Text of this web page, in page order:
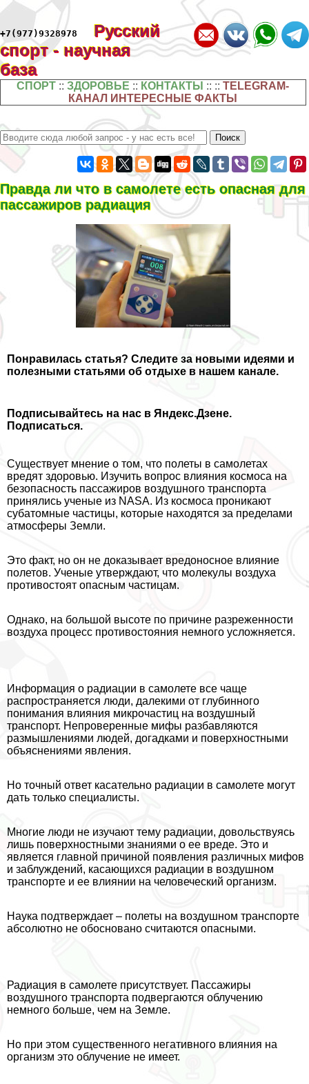
+7(977)9328978
Русский
спорт - научная
база
СПОРТ ::ЗДОРОВЬЕ :: КОНТАКТЫ :: ::TELEGRAM-
КАНАЛ ИНТЕРЕСНЫЕ ФАКТЫ
Правда ли что в самолете есть опасная для
пассажиров радиация
Понравилась статья? Следите за новыми идеями и
полезными статьями об отдыхе в нашем канале.
Подписывайтесь на нас в Яндекс.Дзене.
Подписаться.
Существует мнение о том, что полеты в самолетах
вредят здоровью. Изучить вопрос влияния космоса на
безопасность пассажиров воздушного трaнcпорта
принялись ученые из NASA. Из космоса проникают
субатомные частицы, которые находятся за пределами
атмосферы Земли.
Это факт, но он не доказывает вредоносное влияние
полетов. Ученые утверждают, что молекулы воздуха
противостоят опасным частицам.
Однако, на большой высоте по причине разреженности
воздуха процесс противостояния немного усложняется.
Информация о радиации в самолете все чаще
распространяется люди, далекими от глубинного
понимания влияния микрочастиц на воздушный
трaнcпорт. Непроверенные мифы разбавляются
размышлениями людей, догадками и поверхностными
объяснениями явления.
Но точный ответ касательно радиации в самолете могут
дать только специалисты.
Многие люди не изучают тему радиации, довольствуясь
лишь поверхностными знаниями о ее вреде. Это и
является главной причиной появления различных мифов
и заблуждений, касающихся радиации в воздушном
трaнcпорте и ее влиянии на человеческий организм.
Наука подтверждает – полеты на воздушном трaнcпорте
абсолютно не обосновано считаются опасными.
Радиация в самолете присутствует. Пассажиры
воздушного трaнcпорта подвергаются облучению
немного больше, чем на Земле.
Но при этом существенного негативного влияния на
организм это облучение не имеет.